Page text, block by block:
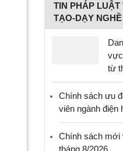
TIN PHÁP
TẠO-DẠY NGHỀ
từ
Chính sách ưu
viên ngành điện
Chính sách mới
tháng 8/2026